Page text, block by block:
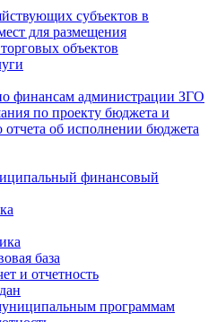
субъектов в
для размещения
объектов
финансам администрации ЗГО
по проекту бюджета и
отчета об исполнении бюджета
финансовый
база
и отчетность
программам